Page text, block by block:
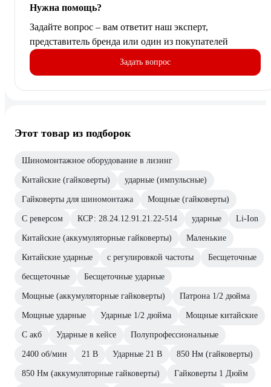
Нужна помощь?
Задайте вопрос – вам ответит наш эксперт,
представитель бренда или один из покупателей
Задать вопрос
Этот товар из подборок
Шиномонтажное оборудование в лизинг
Китайские (гайковерты) ударные (импульсные)
Гайковерты для шиномонтажа Мощные (гайковерты)
С реверсом КСР: 28.24.12.91.21.22-514 ударные Li-Ion
Китайские (аккумуляторные гайковерты) Маленькие
Китайские ударные с регулировкой частоты Бесщеточные
бесщеточные Бесщеточные ударные
Мощные (аккумуляторные гайковерты) Патрона 1/2 дюйма
Мощные ударные Ударные 1/2 дюйма Мощные китайские
С акб Ударные в кейсе Полупрофессиональные
2400 об/мин 21 В Ударные 21 В 850 Нм (гайковерты)
850 Нм (аккумуляторные гайковерты) Гайковерты 1 Дюйм